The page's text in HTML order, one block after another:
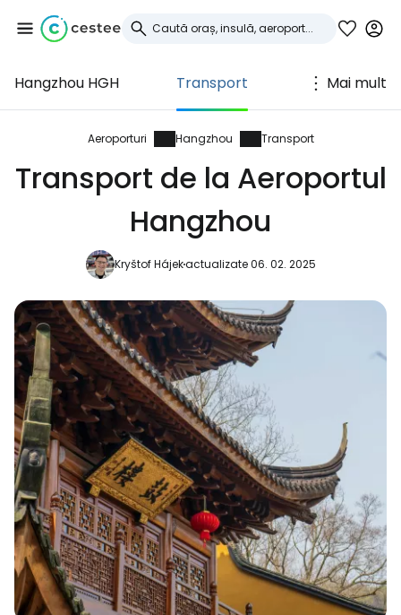
Hangzhou HGH Transport Mai mult
Aeroporturi Hangzhou Transport
Transport de la Aeroportul
Hangzhou
Kryštof Hájekactualizate 06. 02. 2025
Conectați-vă la
Cestee
... comunitatea mondială a călătorilor
Continuați cu Google
Continuați cu Facebook
Continuați cu e-mailul